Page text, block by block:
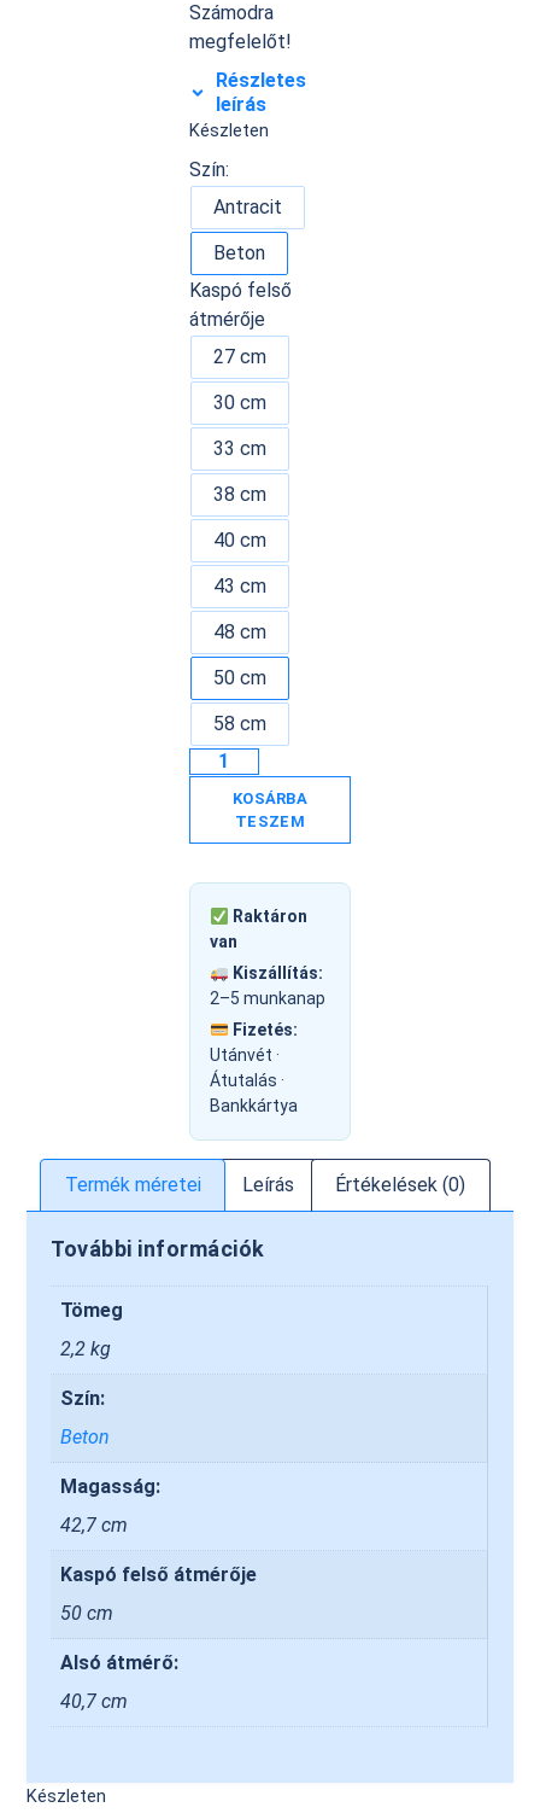
Számodra
megfelelőt!
Részletes
leírás
Készleten
Szín:
Antracit
Beton
Kaspó felső
átmérője
27 cm
30 cm
33 cm
38 cm
40 cm
43 cm
48 cm
50 cm
58 cm
KOSÁRBA
TESZEM
Raktáron
van
Kiszállítás:
2–5 munkanap
Fizetés:
Utánvét ·
Átutalás ·
Bankkártya
Termék méretei Leírás Értékelések (0)
További információk
Tömeg
2,2 kg
Szín:
Beton
Magasság:
42,7 cm
Kaspó felső átmérője
50 cm
Alsó átmérő:
40,7 cm
Készleten